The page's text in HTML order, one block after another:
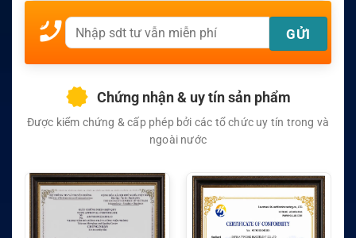
Chứng nhận & uy tín sản phẩm
Được kiểm chứng & cấp phép bởi các tổ chức uy tín trong và
ngoài nước